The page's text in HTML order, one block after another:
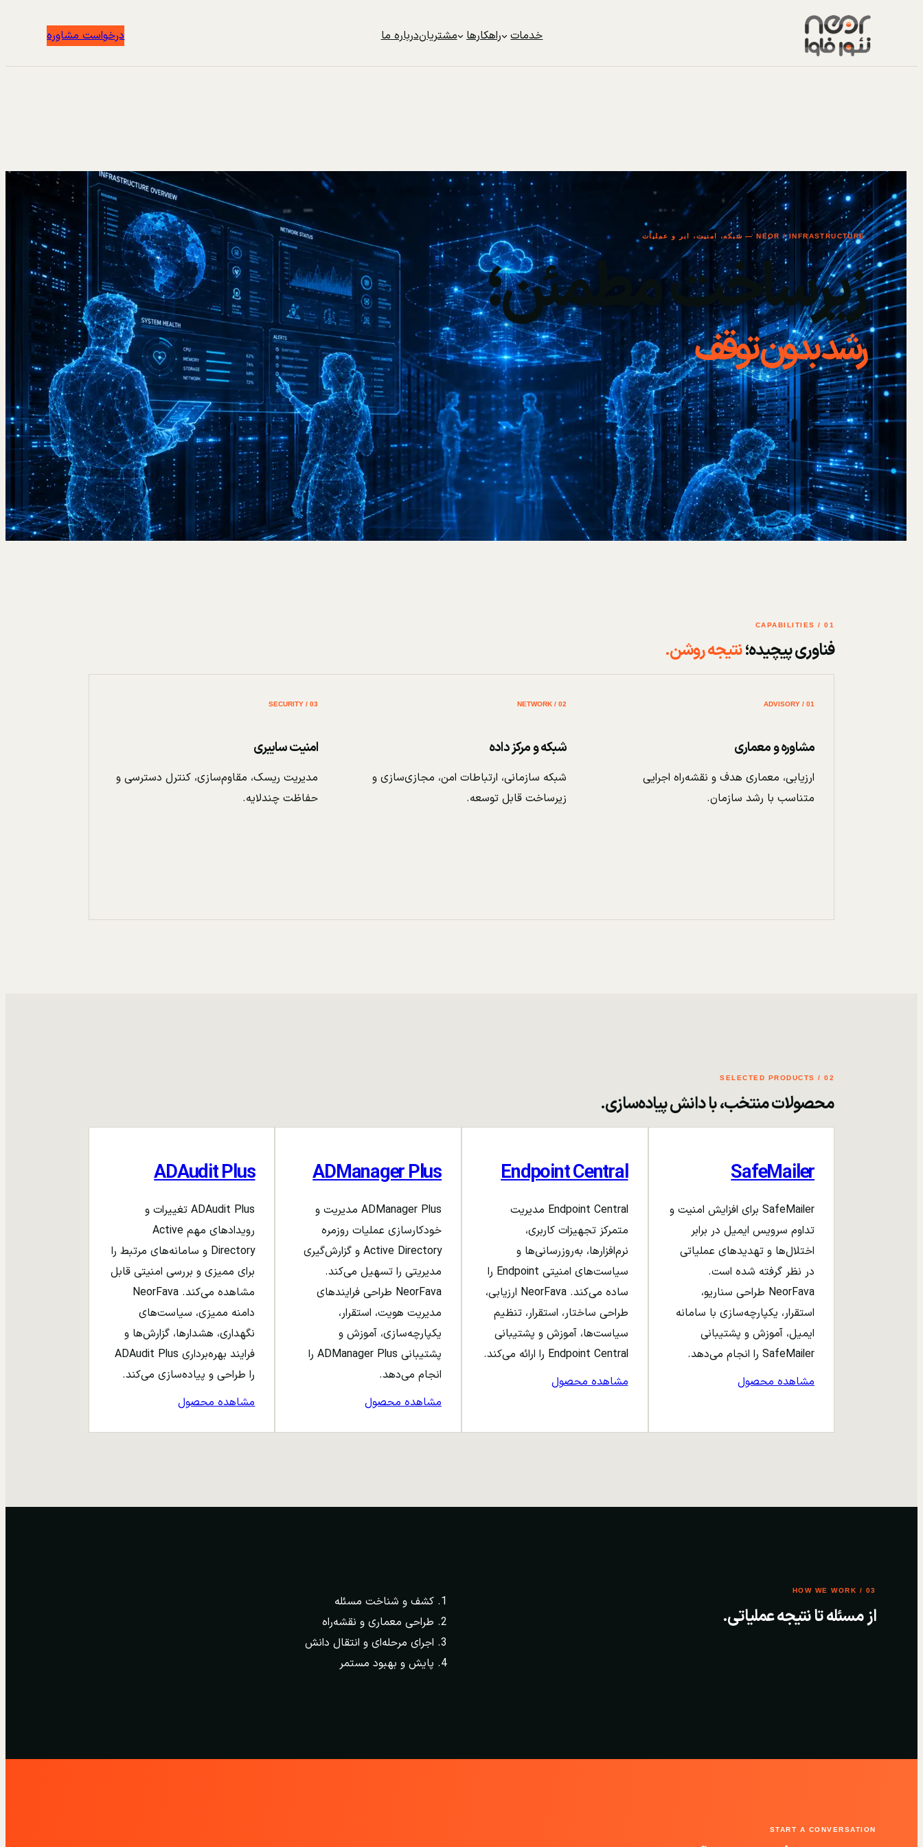
خدمات راهکارها مشتریاندرباره ما درخواست مشاوره
NEOR / INFRASTRUCTURE — شبکه، امنیت، ابر و عملیات
زیرساخت مطمئن؛
رشد بدون توقف
01 / CAPABILITIES
فناوری پیچیده؛نتیجه روشن.
01 / ADVISORY
مشاوره و معماری
ارزیابی، معماری هدف و نقشه‌راه اجرایی
متناسب با رشد سازمان.
02 / NETWORK
شبکه و مرکز داده
شبکه سازمانی، ارتباطات امن، مجازی‌سازی و
زیرساخت قابل توسعه.
03 / SECURITY
امنیت سایبری
مدیریت ریسک، مقاوم‌سازی، کنترل دسترسی و
حفاظت چندلایه.
02 / SELECTED PRODUCTS
محصولات منتخب، با دانش پیاده‌سازی.
SafeMailer
SafeMailer برای افزایش امنیت و
تداوم سرویس ایمیل در برابر
اختلال‌ها و تهدیدهای عملیاتی
در نظر گرفته شده است.
NeorFava طراحی سناریو،
استقرار، یکپارچه‌سازی با سامانه
ایمیل، آموزش و پشتیبانی
SafeMailer را انجام می‌دهد.
مشاهده محصول
Endpoint Central
Endpoint Central مدیریت
متمرکز تجهیزات کاربری،
نرم‌افزارها، به‌روزرسانی‌ها و
سیاست‌های امنیتی Endpoint را
ساده می‌کند. NeorFava ارزیابی،
طراحی ساختار، استقرار، تنظیم
سیاست‌ها، آموزش و پشتیبانی
Endpoint Central را ارائه می‌کند.
مشاهده محصول
ADManager Plus
ADManager Plus مدیریت و
خودکارسازی عملیات روزمره
Active Directory و گزارش‌گیری
مدیریتی را تسهیل می‌کند.
NeorFava طراحی فرایندهای
مدیریت هویت، استقرار،
یکپارچه‌سازی، آموزش و
پشتیبانی ADManager Plus را
انجام می‌دهد.
مشاهده محصول
ADAudit Plus
ADAudit Plus تغییرات و
رویدادهای مهم Active
Directory و سامانه‌های مرتبط را
برای ممیزی و بررسی امنیتی قابل
مشاهده می‌کند. NeorFava
دامنه ممیزی، سیاست‌های
نگهداری، هشدارها، گزارش‌ها و
فرایند بهره‌برداری ADAudit Plus
را طراحی و پیاده‌سازی می‌کند.
مشاهده محصول
03 / HOW WE WORK
از مسئله تا نتیجه عملیاتی.
کشف و شناخت مسئله
طراحی معماری و نقشه‌راه
اجرای مرحله‌ای و انتقال دانش
پایش و بهبود مستمر
START A CONVERSATION